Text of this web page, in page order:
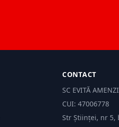
CONTACT
SC EVITĂ
CUI: 47006778
Str Științei, nr 5,